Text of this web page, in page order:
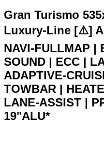
Gran Turismo
Luxury-Line [⚠️]
NAVI-FULLMAP |
SOUND | ECC |
ADAPTIVE-
TOWBAR |
LANE-ASSIST |
19"ALU*